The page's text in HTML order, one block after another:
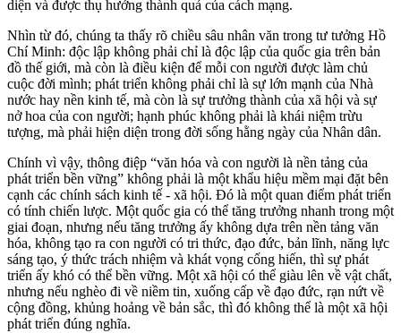
diện và được thụ hưởng thành quả của cách mạng.
Nhìn từ đó, chúng ta thấy rõ chiều sâu nhân văn trong tư tưởng Hồ
Chí Minh: độc lập không phải chỉ là độc lập của quốc gia trên bản
đồ thế giới, mà còn là điều kiện để mỗi con người được làm chủ
cuộc đời mình; phát triển không phải chỉ là sự lớn mạnh của Nhà
nước hay nền kinh tế, mà còn là sự trưởng thành của xã hội và sự
nở hoa của con người; hạnh phúc không phải là khái niệm trừu
tượng, mà phải hiện diện trong đời sống hằng ngày của Nhân dân.
Chính vì vậy, thông điệp “văn hóa và con người là nền tảng của
phát triển bền vững” không phải là một khẩu hiệu mềm mại đặt bên
cạnh các chính sách kinh tế - xã hội. Đó là một quan điểm phát triển
có tính chiến lược. Một quốc gia có thể tăng trưởng nhanh trong một
giai đoạn, nhưng nếu tăng trưởng ấy không dựa trên nền tảng văn
hóa, không tạo ra con người có tri thức, đạo đức, bản lĩnh, năng lực
sáng tạo, ý thức trách nhiệm và khát vọng cống hiến, thì sự phát
triển ấy khó có thể bền vững. Một xã hội có thể giàu lên về vật chất,
nhưng nếu nghèo đi về niềm tin, xuống cấp về đạo đức, rạn nứt về
cộng đồng, khủng hoảng về bản sắc, thì đó không thể là một xã hội
phát triển đúng nghĩa.